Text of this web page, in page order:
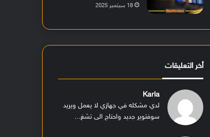
18 سبتمبر 2025
أخر التعليقات
Karla
لدي مشكله في جهازي لا يعمل ويريد
سوفتوير جديد واحتاج الى تشغ...